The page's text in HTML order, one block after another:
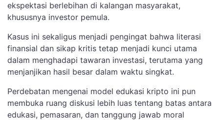
ekspektasi berlebihan di kalangan masyarakat,
khususnya investor pemula.
Kasus ini sekaligus menjadi pengingat bahwa literasi
finansial dan sikap kritis tetap menjadi kunci utama
dalam menghadapi tawaran investasi, terutama yang
menjanjikan hasil besar dalam waktu singkat.
Perdebatan mengenai model edukasi kripto ini pun
membuka ruang diskusi lebih luas tentang batas antara
edukasi, pemasaran, dan tanggung jawab moral